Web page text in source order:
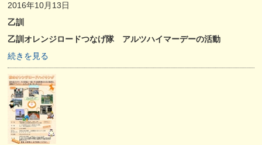
2016年10月13日
乙訓
乙訓オレンジロードつなげ隊 アルツハイマーデーの活動
続きを見る